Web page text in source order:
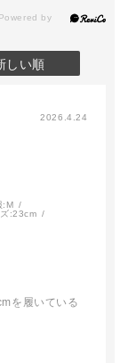
しい順
2026.4.24
: M
:23cm
を履いている
て履いたら、